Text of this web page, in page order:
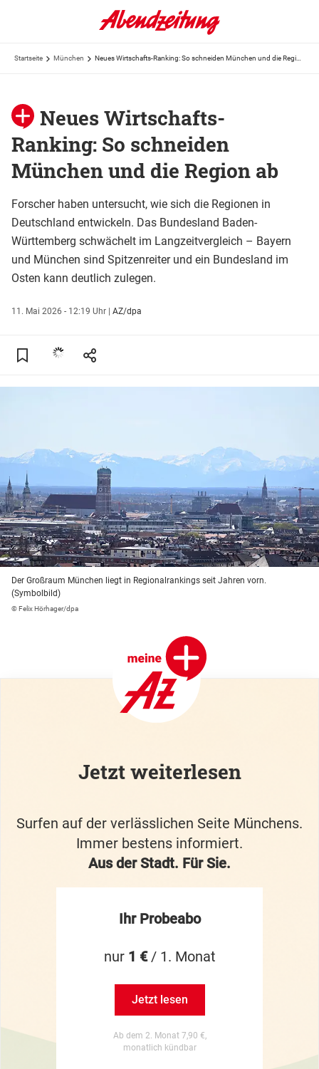
Startseite München
Neues Wirtschafts-
Ranking: So schneiden
München und die Region ab
Forscher haben untersucht, wie sich die Regionen in
Deutschland entwickeln. Das Bundesland Baden-
Württemberg schwächelt im Langzeitvergleich – Bayern
und München sind Spitzenreiter und ein Bundesland im
Osten kann deutlich zulegen.
11. Mai 2026 - 12:19 Uhr | AZ/dpa
Der Großraum München liegt in Regionalrankings seit Jahren vorn.
(Symbolbild)
© Felix Hörhager/dpa
Jetzt weiterlesen
Surfen auf der verlässlichen Seite Münchens.
Immer bestens informiert.
Aus der Stadt. Für Sie.
Ihr Probeabo
nur 1 €/ 1. Monat
Jetzt lesen
Ab dem 2. Monat 7,90 €,
monatlich kündbar